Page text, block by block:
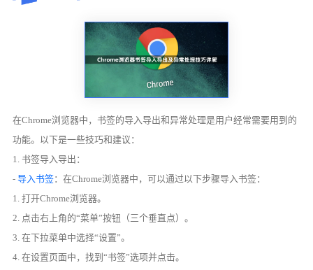
在Chrome浏览器中，书签的导入导出和异常处理是用户经常需要用到的
功能。以下是一些技巧和建议：
1. 书签导入导出：
-导入书签：在Chrome浏览器中，可以通过以下步骤导入书签：
1. 打开Chrome浏览器。
2. 点击右上角的“菜单”按钮（三个垂直点）。
3. 在下拉菜单中选择“设置”。
4. 在设置页面中，找到“书签”选项并点击。